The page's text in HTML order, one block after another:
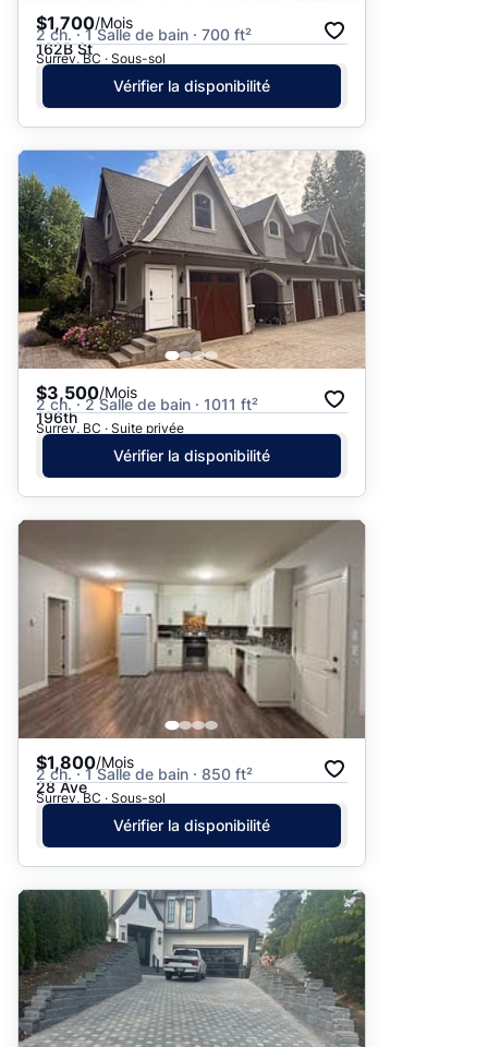
$1,700/Mois
2 ch. · 1 Salle de bain · 700 ft²
162B St
Surrey, BC · Sous-sol
Vérifier la disponibilité
$3,500/Mois
2 ch. · 2 Salle de bain · 1011 ft²
196th
Surrey, BC · Suite privée
Vérifier la disponibilité
$1,800/Mois
2 ch. · 1 Salle de bain · 850 ft²
28 Ave
Surrey, BC · Sous-sol
Vérifier la disponibilité